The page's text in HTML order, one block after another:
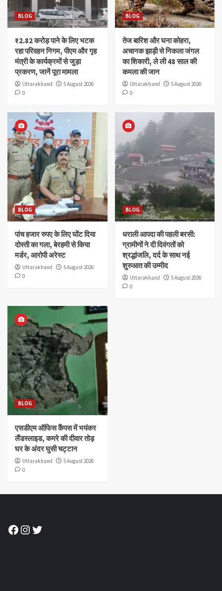
BLOG
₹2.82 करोड़ पाने के लिए भटक
रहा परिवहन निगम, पीएम और गृह
मंत्री के कार्यक्रमों से जुड़ा
प्रकरण, जानें पूरा मामला
Uttarakhand
5 August 2026
0
BLOG
तेज बारिश और घना कोहरा,
अचानक झाड़ी से निकला जंगल
का शिकारी, ले ली 48 साल की
कमला की जान
Uttarakhand
5 August 2026
0
BLOG
पांच हजार रुपए के लिए घोंट दिया
दोस्ती का गला, बेरहमी से किया
मर्डर, आरोपी अरेस्ट
Uttarakhand
5 August 2026
0
BLOG
धराली आपदा की पहली बरसी:
ग्रामीणों ने दी दिवंगतों को
श्रद्धांजलि, दर्द के साथ नई
शुरुआत की उम्मीद
Uttarakhand
5 August 2026
0
BLOG
एसडीएम ऑफिस कैंपस में भयंकर
लैंडस्लाइड, कमरे की दीवार तोड़
घर के अंदर घुसी चट्टान
Uttarakhand
5 August 2026
0
Facebook
Instagram
Twitter